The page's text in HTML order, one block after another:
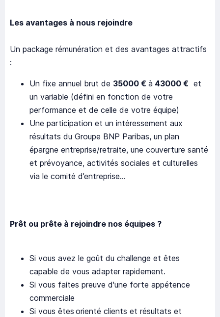
Les avantages à nous rejoindre
Un package rémunération et des avantages attractifs
:
Un fixe annuel brut de 35000 € à 43000 € et
un variable (défini en fonction de votre
performance et de celle de votre équipe)
Une participation et un intéressement aux
résultats du Groupe BNP Paribas, un plan
épargne entreprise/retraite, une couverture santé
et prévoyance, activités sociales et culturelles
via le comité d’entreprise…
Prêt ou prête à rejoindre nos équipes ?
Si vous avez le goût du challenge et êtes
capable de vous adapter rapidement.
Si vous faites preuve d'une forte appétence
commerciale
Si vous êtes orienté clients et résultats et